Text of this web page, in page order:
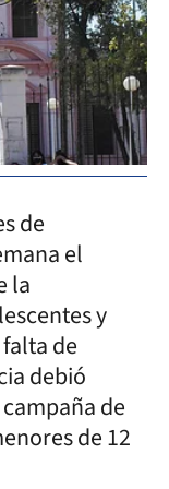
de
el
la
y
de
debió
de
de 12